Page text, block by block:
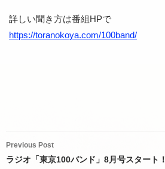
詳しい聞き方は番組HPで
https://toranokoya.com/100band/
Post
navigation
Previous Post
ラジオ「東京100バンド」8月号スタート！